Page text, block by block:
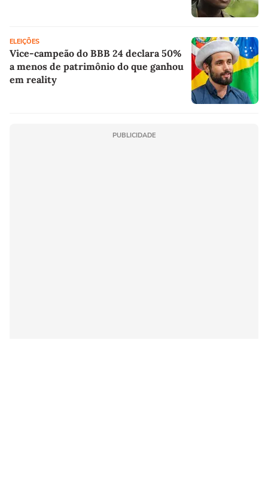
ELEIÇÕES
Vice-campeão do BBB 24 declara 50%
a menos de patrimônio do que ganhou
em reality
PUBLICIDADE